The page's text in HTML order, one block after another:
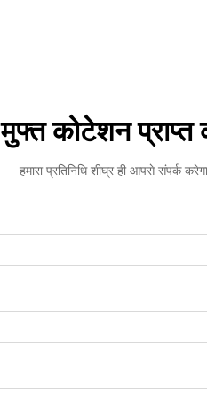
मुफ्त कोटेशन प्राप्त
हमारा प्रतिनिधि शीघ्र ही आपसे संपर्क